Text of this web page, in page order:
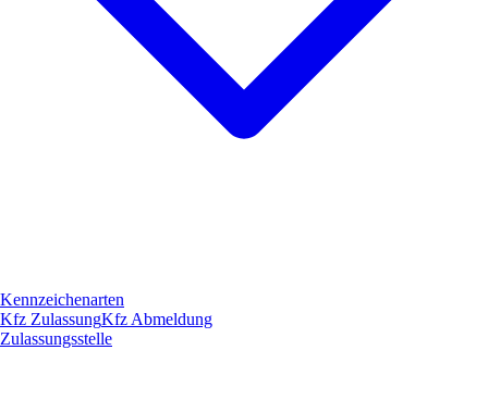
Kennzeichenarten
Kfz ZulassungKfz Abmeldung
Zulassungsstelle